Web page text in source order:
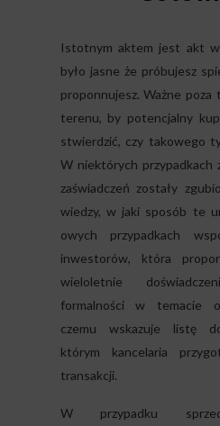
Istotnym aktem jest akt
było jasne że próbujesz
proponnujesz. Ważne
terenu, by potencjalny
stwierdzić, czy takowego
W niektórych przypadkach
zaświadczeń zostały
wiedzy, w jaki sposób te
owych przypadkach
inwestorów, która
wieloletnie
formalności w temacie
czemu wskazuje listę
którym kancelaria
transakcji.
W przypadku